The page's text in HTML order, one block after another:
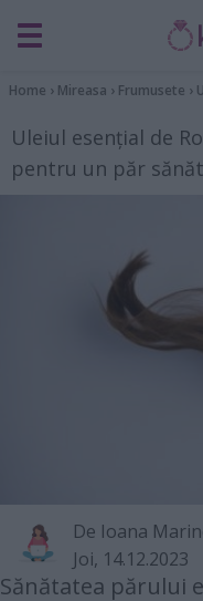
Home › Mireasa › Frumusete ›
Uleiul esențial de
pentru un păr
De Ioana
Joi, 14.12.2023
Sănătatea părului